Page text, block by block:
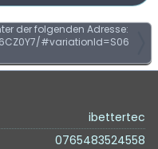
der folgenden Adresse:
#variationId=S06
ibettertec
0765483524558